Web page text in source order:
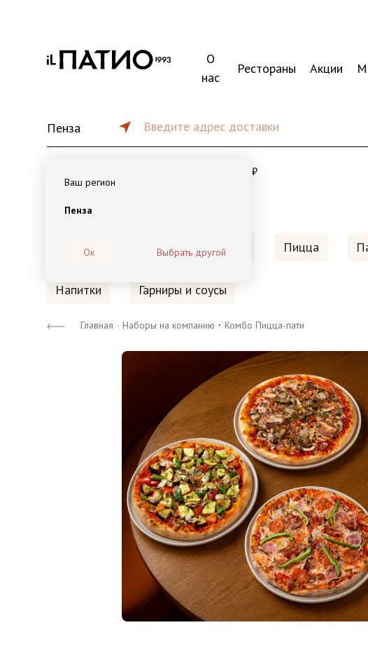
О
нас
Рестораны Акции
Пенза Введите адрес доставки
Ваш регион
Пенза
Ок Выбрать другой
99 ₽
Наборы на компанию Обеды Пицца
Напитки Гарниры и соусы
Главная · Наборы на компанию · Комбо Пицца-пати